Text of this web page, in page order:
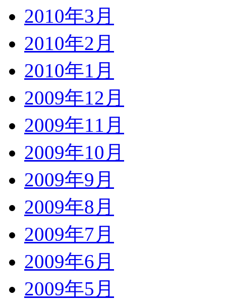
2010年3月
2010年2月
2010年1月
2009年12月
2009年11月
2009年10月
2009年9月
2009年8月
2009年7月
2009年6月
2009年5月